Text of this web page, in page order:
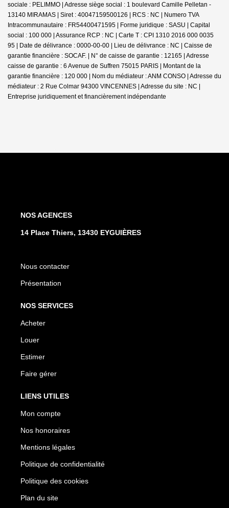
sociale : PELIMMO | Adresse siège social : 1 boulevard Camille Pelletan -
13140 MIRAMAS | Siret : 40047159500126 | RCS : NC | Numero TVA
Intracommunautaire : FR54400471595 | Forme juridique : SASU | Capital
social : 100 000 | Assurance RCP : NC | Carte T : CPI 1310 2016 000 0035
95 | Date de délivrance : 0000-00-00 | Lieu de délivrance : NC | Caisse de
garantie financière : SOCAF. | N° de caisse de garantie : 12165 | Adresse
caisse de garantie : 6 Avenue de Suffren 75015 PARIS | Montant de la
garantie financière : 120 000 | Nom du médiateur : ANM CONSO | Adresse du
médiateur : 2 Rue Colmar 94300 VINCENNES | Adresse du site : NC |
Entreprise juridiquement et financièrement indépendante
NOS AGENCES
14 Place Thiers, 13430 EYGUIÈRES
Nous contacter
Présentation
NOS SERVICES
Acheter
Louer
Estimer
Faire gérer
LIENS UTILES
Mon compte
Nos honoraires
Mentions légales
Politique de confidentialité
Politique des cookies
Plan du site